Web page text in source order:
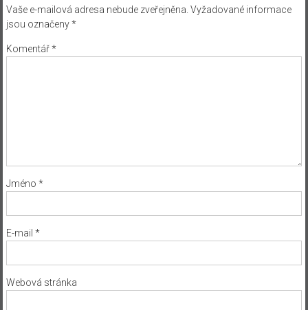
Vaše e-mailová adresa nebude zveřejněna. Vyžadované informace
jsou označeny*
Komentář*
Jméno *
E-mail *
Webová stránka